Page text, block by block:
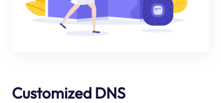
Customized DNS